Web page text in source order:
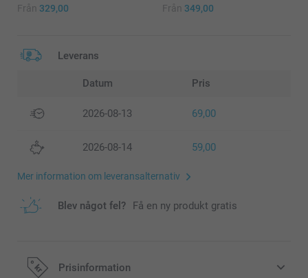
Från 329,00 Från 349,00
Leverans
Datum Pris
2026-08-13 69,00
2026-08-14 59,00
Mer information om leveransalternativ
Blev något fel? Få en ny produkt gratis
Prisinformation